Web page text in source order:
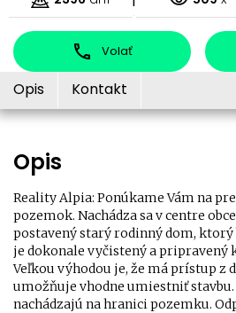
Volať
Opis Kontakt
Opis
Reality Alpia: Ponúkame Vám na
pozemok. Nachádza sa v centre
postavený starý rodinný dom, ktorý
je dokonale vyčistený a pripravený
Veľkou výhodou je, že má prístup z
umožňuje vhodne umiestniť
nachádzajú na hranici pozemku.